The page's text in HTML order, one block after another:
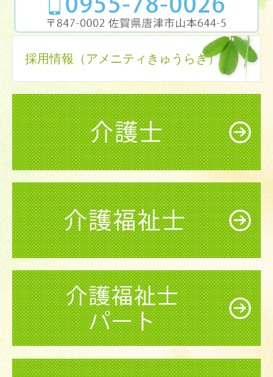
重要なお知らせ
障害者施設等一般病棟
地域包括ケア病床
外来のご案内
検査について
プラセンタ注射
リハビリテーション
予防接種・健康診断
ペインクリニック
医師紹介
どんなお悩みですか？
採用情報（アメニティきゅうらぎ）